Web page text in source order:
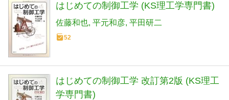
はじめての制御工学 (KS理工学専門書)
佐藤和也 平元和彦 平田研二
52
はじめての制御工学 改訂第2版 (KS理工
学専門書)